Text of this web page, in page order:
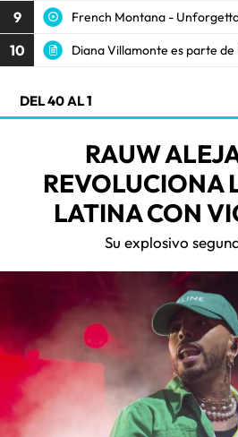
9 French Montana -
10 Diana Villamonte es parte de
DEL 40 AL 1
RAUW
REVOLUCIONA
LATINA CON
Su explosivo